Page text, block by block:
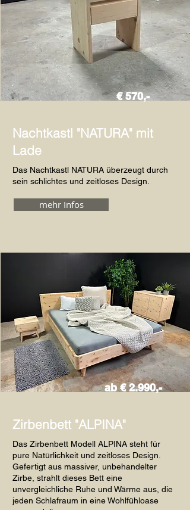
Nachtkastl "NATURA" mit
Lade
€ 570,-
Das Nachtkastl NATURA überzeugt durch
sein schlichtes und zeitloses Design.
mehr Infos
Zirbenbett "ALPINA"
ab € 2.990,-
Das Zirbenbett Modell ALPINA steht für
pure Natürlichkeit und zeitloses Design.
Gefertigt aus massiver, unbehandelter
Zirbe, strahlt dieses Bett eine
unvergleichliche Ruhe und Wärme aus, die
jeden Schlafraum in eine Wohlfühloase